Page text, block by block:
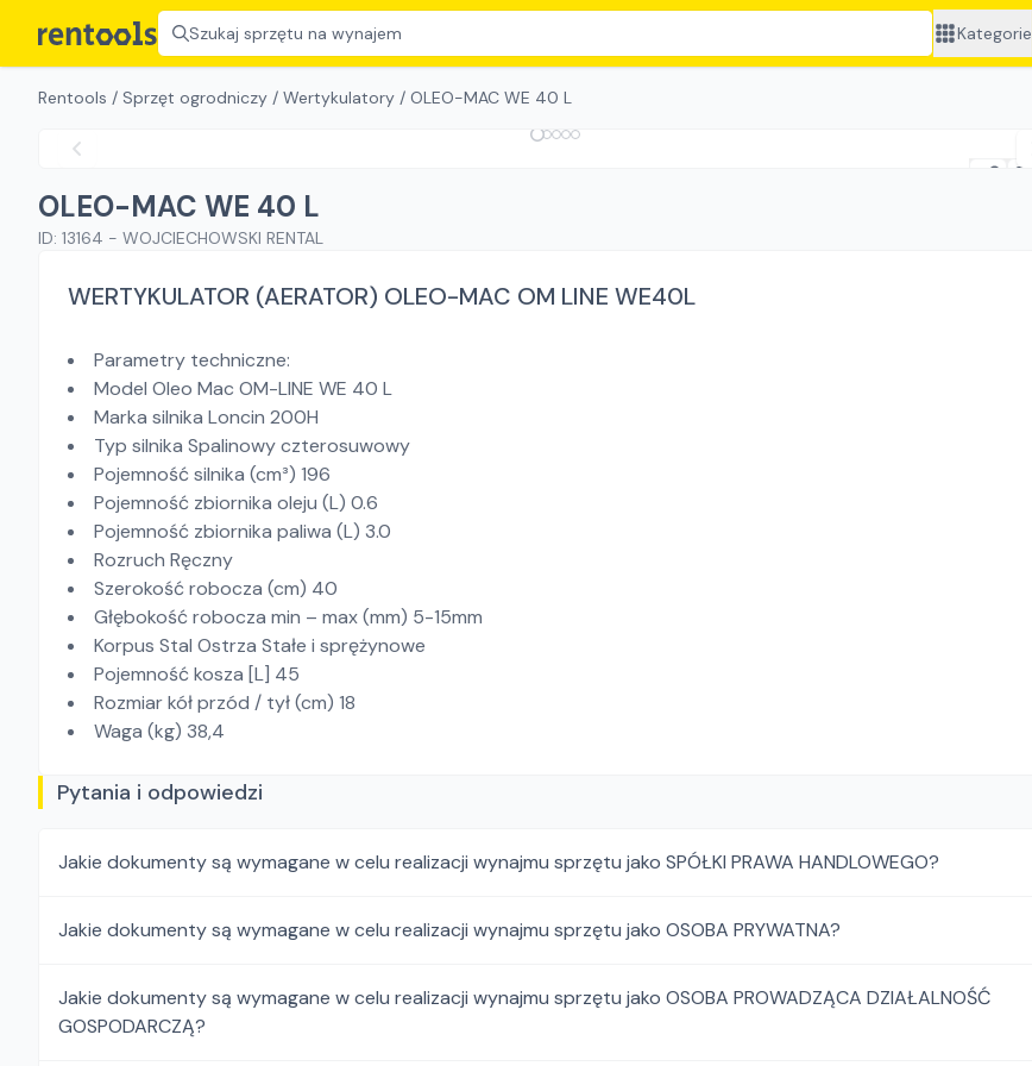
Szukaj sprzętu na wynajem Kategorie
Rentools / Sprzęt ogrodniczy / Wertykulatory / OLEO-MAC WE 40 L
OLEO-MAC WE 40 L
ID: 13164 - WOJCIECHOWSKI RENTAL
WERTYKULATOR (AERATOR) OLEO-MAC OM LINE WE40L
Parametry techniczne:
Model Oleo Mac OM-LINE WE 40 L
Marka silnika Loncin 200H
Typ silnika Spalinowy czterosuwowy
Pojemność silnika (cm³) 196
Pojemność zbiornika oleju (L) 0.6
Pojemność zbiornika paliwa (L) 3.0
Rozruch Ręczny
Szerokość robocza (cm) 40
Głębokość robocza min – max (mm) 5-15mm
Korpus Stal Ostrza Stałe i sprężynowe
Pojemność kosza [L] 45
Rozmiar kół przód / tył (cm) 18
Waga (kg) 38,4
Pytania i odpowiedzi
Jakie dokumenty są wymagane w celu realizacji wynajmu sprzętu jako SPÓŁKI PRAWA HANDLOWEGO?
Jakie dokumenty są wymagane w celu realizacji wynajmu sprzętu jako OSOBA PRYWATNA?
Jakie dokumenty są wymagane w celu realizacji wynajmu sprzętu jako OSOBA PROWADZĄCA DZIAŁALNOŚĆ
GOSPODARCZĄ?